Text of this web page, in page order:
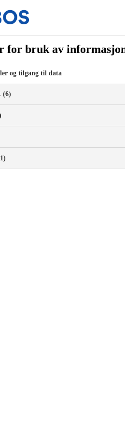
renten
opp renten
Tore Weldingh i OBOS-
i markedet og setter opp rentene
prosentpoeng.
for bruk av
og tilgang til data
(6)